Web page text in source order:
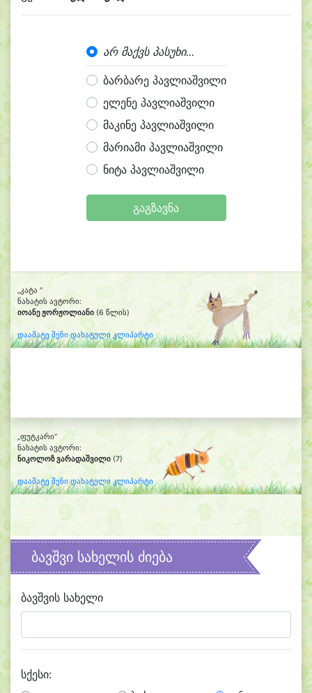
არ მაქვს პასუხი...
ბარბარე პავლიაშვილი
ელენე პავლიაშვილი
მაკინე პავლიაშვილი
მარიამი პავლიაშვილი
ნიტა პავლიაშვილი
გაგზავნა
„კატა “
ნახატის ავტორი:
იოანე ჟორჟოლიანი (6 წლის)
დაამატე შენი დახატული კლიპარტი
„ფუტკარი“
ნახატის ავტორი:
ნიკოლოზ ვარადაშვილი (7)
დაამატე შენი დახატული კლიპარტი
ბავშვი სახელის ძიება
ბავშვის სახელი
სქესი: